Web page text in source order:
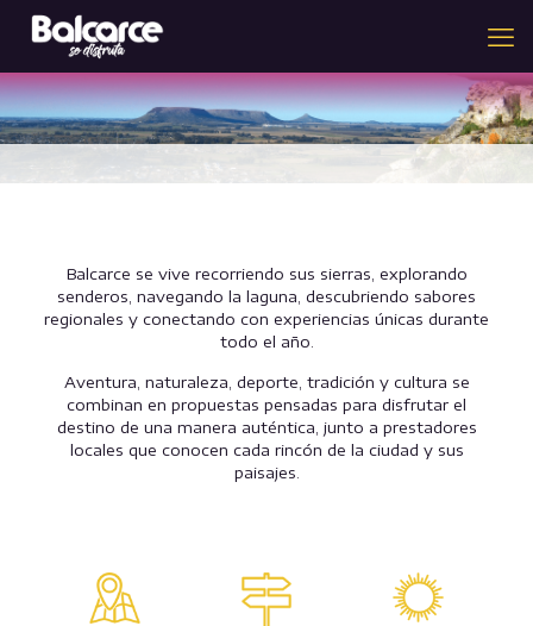
Balcarce se vive recorriendo sus sierras, explorando
senderos, navegando la laguna, descubriendo sabores
regionales y conectando con experiencias únicas durante
todo el año.
Aventura, naturaleza, deporte, tradición y cultura se
combinan en propuestas pensadas para disfrutar el
destino de una manera auténtica, junto a prestadores
locales que conocen cada rincón de la ciudad y sus
paisajes.